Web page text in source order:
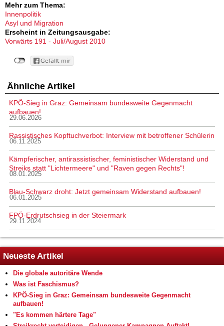
Mehr zum Thema:
Innenpolitik
Asyl und Migration
Erscheint in Zeitungsausgabe:
Vorwärts 191 - Juli/August 2010
Ähnliche Artikel
KPÖ-Sieg in Graz: Gemeinsam bundesweite Gegenmacht
aufbauen!
29.06.2026
Rassistisches Kopftuchverbot: Interview mit betroffener Schülerin
06.11.2025
Kämpferischer, antirassistischer, feministischer Widerstand und
Streiks statt "Lichtermeere" und "Raven gegen Rechts"!
08.01.2025
Blau-Schwarz droht: Jetzt gemeinsam Widerstand aufbauen!
06.01.2025
FPÖ-Erdrutschsieg in der Steiermark
29.11.2024
Neueste Artikel
Die globale autoritäre Wende
Was ist Faschismus?
KPÖ-Sieg in Graz: Gemeinsam bundesweite Gegenmacht
aufbauen!
"Es kommen härtere Tage"